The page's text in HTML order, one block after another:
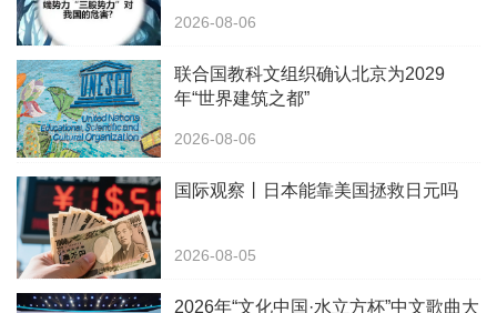
2026-08-06
联合国教科文组织确认北京为2029
年“世界建筑之都”
2026-08-06
国际观察丨日本能靠美国拯救日元吗
2026-08-05
2026年“文化中国·水立方杯”中文歌曲大